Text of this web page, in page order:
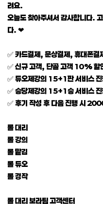
려요.
오늘도 찾아주셔서 감사합니다.
다. ❤
✅ 카드결제, 문상결제, 휴대폰결
✅ 신규 고객, 단골 고객 10% 할
✅ 듀오제강의 15+1판 서비스
✅ 승당제강의 15+1승 서비스
✅ 후기 작성 후 다음 진행 시
롤 대리
롤 강의
롤 맡김
롤 듀오
롤 경작
롤 대리 보라팀 고객센터